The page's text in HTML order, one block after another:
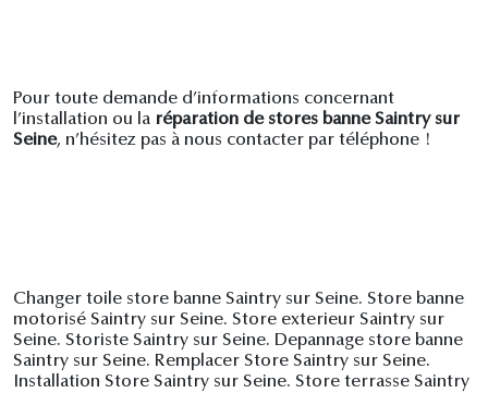
Pour toute demande d’informations concernant
l’installation ou la réparation de stores banne Saintry sur
Seine, n’hésitez pas à nous contacter par téléphone !
Changer toile store banne Saintry sur Seine. Store banne
motorisé Saintry sur Seine. Store exterieur Saintry sur
Seine. Storiste Saintry sur Seine. Depannage store banne
Saintry sur Seine. Remplacer Store Saintry sur Seine.
Installation Store Saintry sur Seine. Store terrasse Saintry